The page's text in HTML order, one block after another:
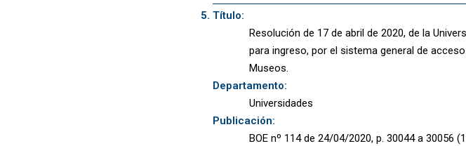
Título:
Resolución de 17 de abril de 2020, de la
para ingreso, por el sistema general de
Museos.
Departamento:
Universidades
Publicación:
BOE nº 114 de 24/04/2020, p. 30044 a 30056